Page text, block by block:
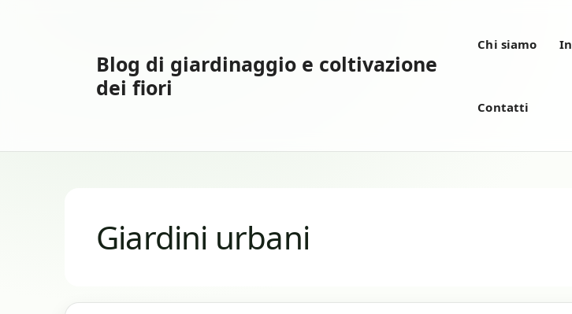
Blog di giardinaggio e coltivazione
dei fiori
Chi siamo
Contatti
Giardini urbani